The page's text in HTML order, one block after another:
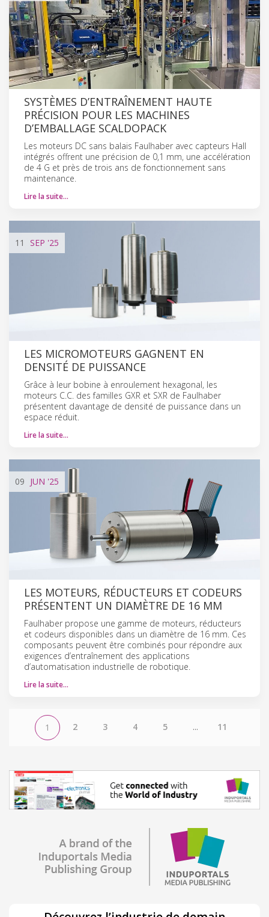
SYSTÈMES D’ENTRAÎNEMENT HAUTE
PRÉCISION POUR LES MACHINES
D’EMBALLAGE SCALDOPACK
Les moteurs DC sans balais Faulhaber avec capteurs Hall
intégrés offrent une précision de 0,1 mm, une accélération
de 4 G et près de trois ans de fonctionnement sans
maintenance.
Lire la suite…
11 SEP '25
LES MICROMOTEURS GAGNENT EN
DENSITÉ DE PUISSANCE
Grâce à leur bobine à enroulement hexagonal, les
moteurs C.C. des familles GXR et SXR de Faulhaber
présentent davantage de densité de puissance dans un
espace réduit.
Lire la suite…
09 JUN '25
LES MOTEURS, RÉDUCTEURS ET CODEURS
PRÉSENTENT UN DIAMÈTRE DE 16 MM
Faulhaber propose une gamme de moteurs, réducteurs
et codeurs disponibles dans un diamètre de 16 mm. Ces
composants peuvent être combinés pour répondre aux
exigences d’entraînement des applications
d’automatisation industrielle de robotique.
Lire la suite…
1 2 3 4 5 ... 11